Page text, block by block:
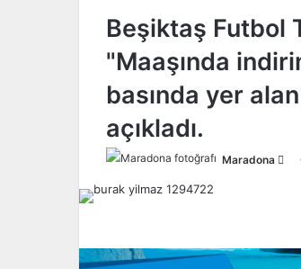
Beşiktaş Futbol
"Maaşında
basında yer
açıkladı.
Maradona
o